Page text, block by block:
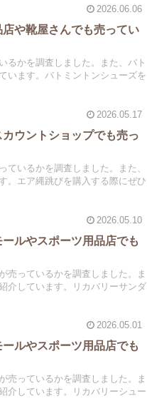
2026.06.06
や靴屋さんでも売ってい
るかを調査しました。また、バト
います。バトミントンシューズを
2026.05.17
ウントショップでも売っ
いるかを調査しました。また、
。エア縄跳びを購入する際にぜひ
2026.05.10
ルやスポーツ用品店でも
売っているかを調査しました。ま
介しています。リカバリーサンダ
2026.05.01
ルやスポーツ用品店でも
売っているかを調査しました。ま
介しています。リカバリーシュー